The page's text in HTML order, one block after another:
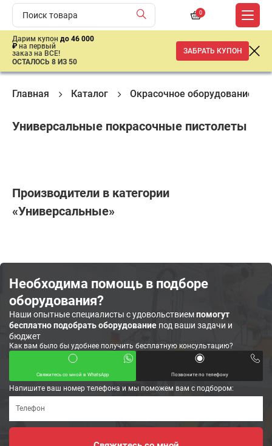
0
Дарим купон до 46 000
₽ на первый
заказ на ВСЕ!
ОСТАЛОСЬ 8 ИЗ 50
ЗАБРАТЬ КУПОН
Главная Каталог Окрасочное оборудование
Универсальные покрасочные пистолеты
Производители в категории
«Универсальные»
Необходима помощь в подборе
оборудования?
Наши опытные специалисты с удовольствиемпомогут
бесплатно подобрать оборудование под ваши задачи и
бюджет
Как вам было бы удобнее получить бесплатную консультацию?
Свяжитесь со мной в WhatsApp Позвоните по телефону
Напишите ваш номер телефона и мы поможем вам с подбором: